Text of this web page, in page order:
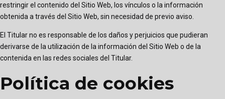
restringir el contenido del Sitio Web, los vínculos o la información
obtenida a través del Sitio Web, sin necesidad de previo aviso.
El Titular no es responsable de los daños y perjuicios que pudieran
derivarse de la utilización de la información del Sitio Web o de la
contenida en las redes sociales del Titular.
Política de cookies